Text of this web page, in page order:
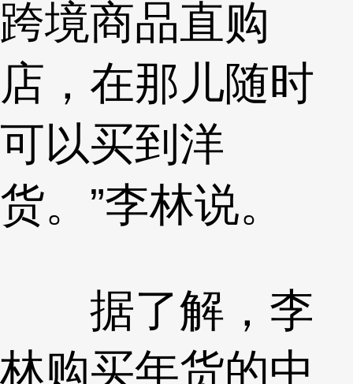
跨境商品直购
店，在那儿随时
可以买到洋
货。”李林说。
据了解，李
林购买年货的中